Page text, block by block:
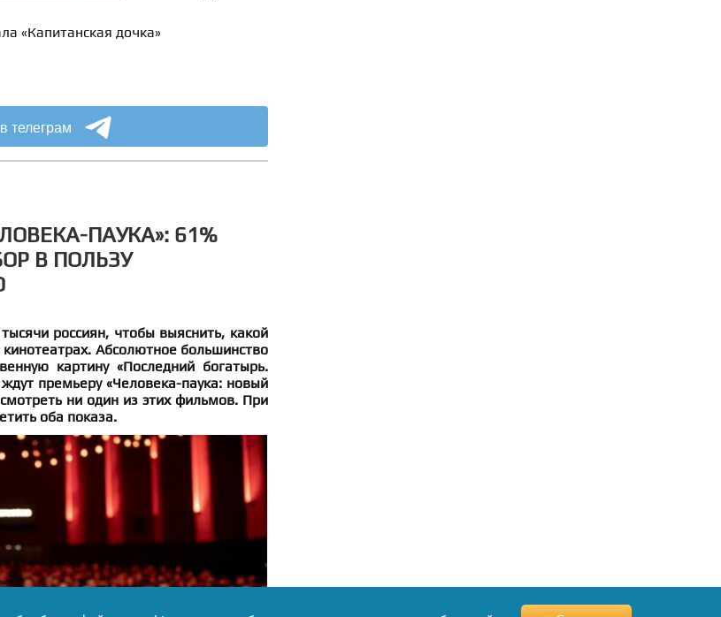
«Капитанская дочка»
телеграм
ПАУКА»: 61%
В ПОЛЬЗУ
россиян, чтобы выяснить, какой
Абсолютное большинство
картину «Последний богатырь.
премьеру «Человека-паука: новый
ни один из этих фильмов. При
оба показа.